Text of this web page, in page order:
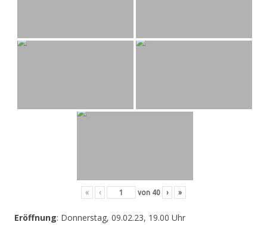
« ‹ von 40 › »
Eröffnung: Donnerstag, 09.02.23, 19.00 Uhr